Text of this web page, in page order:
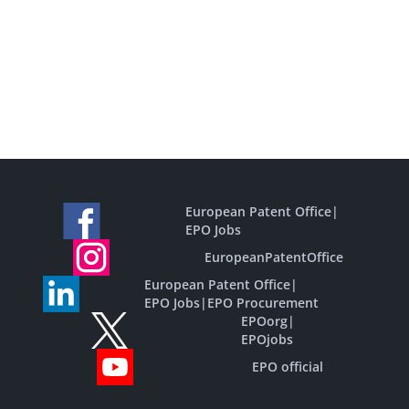
European Patent Office|
EPO Jobs
EuropeanPatentOffice
European Patent Office|
EPO Jobs| EPO Procurement
EPOorg|
EPOjobs
EPO official